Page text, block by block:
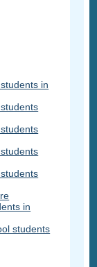
in
in
students